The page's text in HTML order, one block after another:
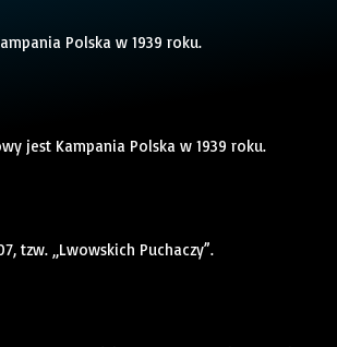
Polska w 1939 roku.
jest Kampania Polska w 1939 roku.
tzw. „Lwowskich Puchaczy”.